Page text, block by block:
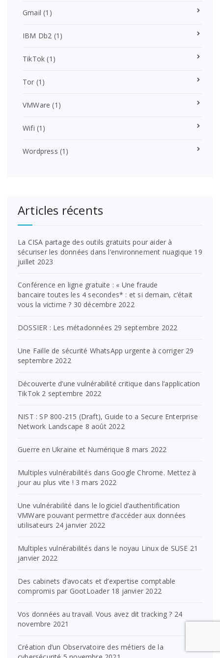
Gmail (1)
IBM Db2 (1)
TikTok (1)
Tor (1)
VMWare (1)
Wifi (1)
Wordpress (1)
Articles récents
La CISA partage des outils gratuits pour aider à
sécuriser les données dans l’environnement nuagique 19
juillet 2023
Conférence en ligne gratuite : « Une fraude
bancaire toutes les 4 secondes* : et si demain, c’était
vous la victime ? 30 décembre 2022
DOSSIER : Les métadonnées 29 septembre 2022
Une Faille de sécurité WhatsApp urgente à corriger 29
septembre 2022
Découverte d’une vulnérabilité critique dans l’application
TikTok 2 septembre 2022
NIST : SP 800-215 (Draft), Guide to a Secure Enterprise
Network Landscape 8 août 2022
Guerre en Ukraine et Numérique 8 mars 2022
Multiples vulnérabilités dans Google Chrome. Mettez à
jour au plus vite ! 3 mars 2022
Une vulnérabilité dans le logiciel d’authentification
VMWare pouvant permettre d’accéder aux données
utilisateurs 24 janvier 2022
Multiples vulnérabilités dans le noyau Linux de SUSE 21
janvier 2022
Des cabinets d’avocats et d’expertise comptable
compromis par GootLoader 18 janvier 2022
Vos données au travail. Vous avez dit tracking ? 24
novembre 2021
Création d’un Observatoire des métiers de la